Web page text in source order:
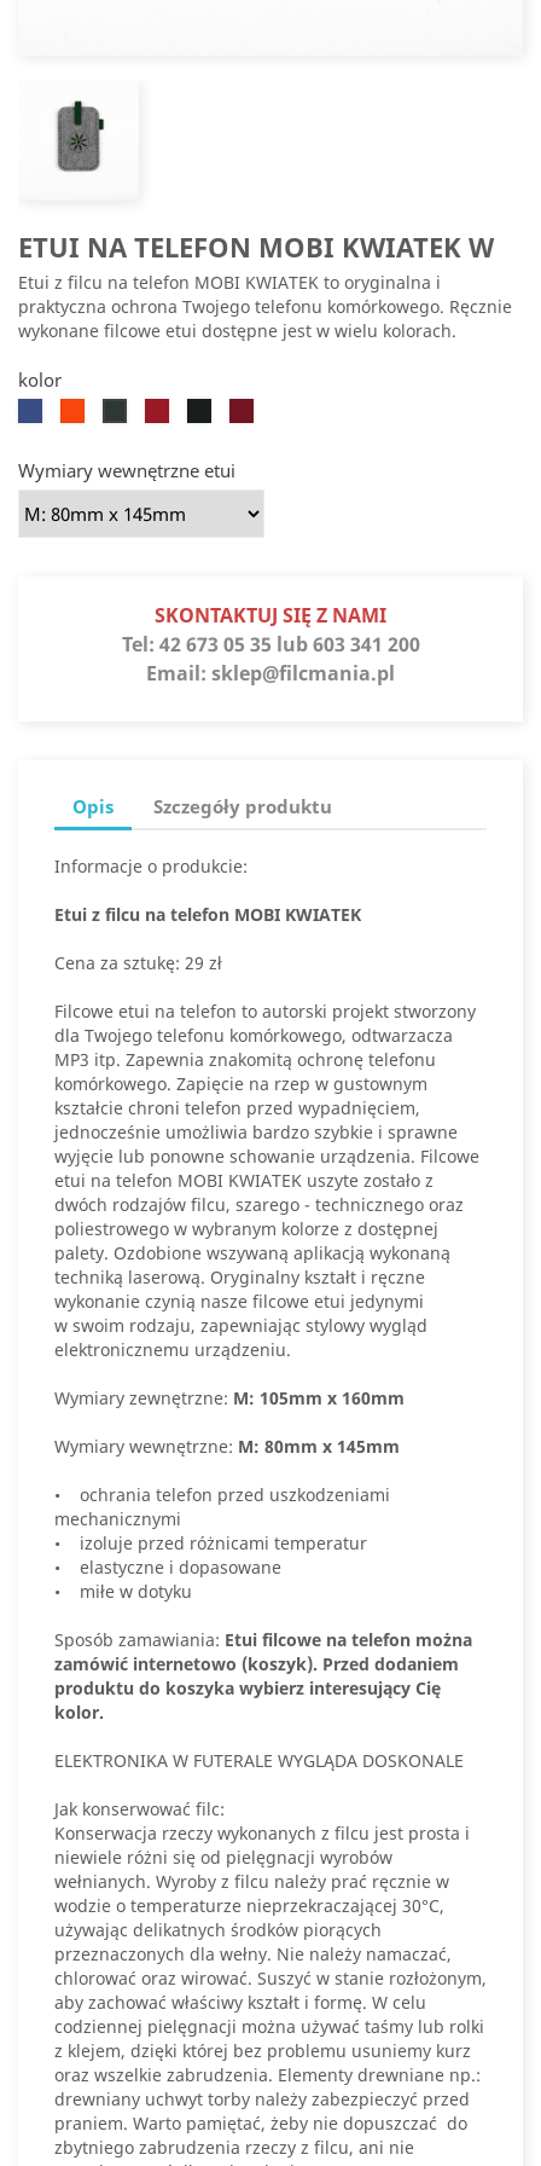
ETUI NA TELEFON MOBI KWIATEK W
Etui z filcu na telefon MOBI KWIATEK to oryginalna i
praktyczna ochrona Twojego telefonu komórkowego. Ręcznie
wykonane filcowe etui dostępne jest w wielu kolorach.
kolor
Wymiary wewnętrzne etui
SKONTAKTUJ SIĘ Z NAMI
Tel: 42 673 05 35 lub 603 341 200
Email: sklep@filcmania.pl
Opis Szczegóły produktu
Informacje o produkcie:
Etui z filcu na telefon MOBI KWIATEK
Cena za sztukę: 29 zł
Filcowe etui na telefon to autorski projekt stworzony
dla Twojego telefonu komórkowego, odtwarzacza
MP3 itp. Zapewnia znakomitą ochronę telefonu
komórkowego. Zapięcie na rzep w gustownym
kształcie chroni telefon przed wypadnięciem,
jednocześnie umożliwia bardzo szybkie i sprawne
wyjęcie lub ponowne schowanie urządzenia. Filcowe
etui na telefon MOBI KWIATEK uszyte zostało z
dwóch rodzajów filcu, szarego - technicznego oraz
poliestrowego w wybranym kolorze z dostępnej
palety. Ozdobione wszywaną aplikacją wykonaną
techniką laserową. Oryginalny kształt i ręczne
wykonanie czynią nasze filcowe etui jedynymi
w swoim rodzaju, zapewniając stylowy wygląd
elektronicznemu urządzeniu.
Wymiary zewnętrzne: M: 105mm x 160mm
Wymiary wewnętrzne: M: 80mm x 145mm
• ochrania telefon przed uszkodzeniami
mechanicznymi
• izoluje przed różnicami temperatur
• elastyczne i dopasowane
• miłe w dotyku
Sposób zamawiania: Etui filcowe na telefon można
zamówić internetowo (koszyk). Przed dodaniem
produktu do koszyka wybierz interesujący Cię
kolor.
ELEKTRONIKA W FUTERALE WYGLĄDA DOSKONALE
Jak konserwować filc:
Konserwacja rzeczy wykonanych z filcu jest prosta i
niewiele różni się od pielęgnacji wyrobów
wełnianych. Wyroby z filcu należy prać ręcznie w
wodzie o temperaturze nieprzekraczającej 30°C,
używając delikatnych środków piorących
przeznaczonych dla wełny. Nie należy namaczać,
chlorować oraz wirować. Suszyć w stanie rozłożonym,
aby zachować właściwy kształt i formę. W celu
codziennej pielęgnacji można używać taśmy lub rolki
z klejem, dzięki której bez problemu usuniemy kurz
oraz wszelkie zabrudzenia. Elementy drewniane np.:
drewniany uchwyt torby należy zabezpieczyć przed
praniem. Warto pamiętać, żeby nie dopuszczać do
zbytniego zabrudzenia rzeczy z filcu, ani nie